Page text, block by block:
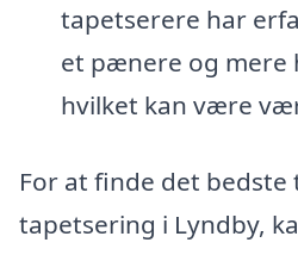
tapetserere har
et pænere og mere
hvilket kan være
For at finde det bedste
tapetsering i Lyndby,